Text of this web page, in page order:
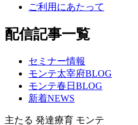
ご利用にあたって
配信記事一覧
セミナー情報
モンテ太宰府BLOG
モンテ春日BLOG
新着NEWS
主たる 発達療育 モンテ